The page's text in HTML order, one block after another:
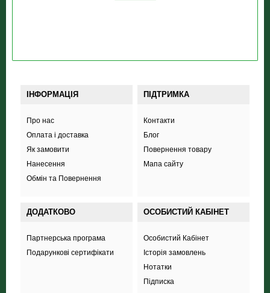
ІНФОРМАЦІЯ
Про нас
Оплата і доставка
Як замовити
Нанесення
Обмін та Повернення
ПІДТРИМКА
Контакти
Блог
Повернення товару
Мапа сайту
ДОДАТКОВО
Партнерська програма
Подарункові сертифікати
ОСОБИСТИЙ КАБІНЕТ
Особистий Кабінет
Історія замовлень
Нотатки
Підписка